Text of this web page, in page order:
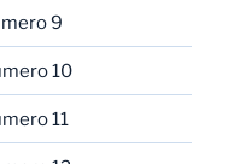
9
10
11